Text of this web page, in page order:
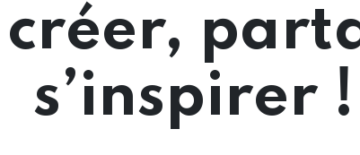
s’inspirer !